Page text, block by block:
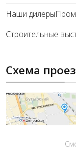
Наши дилеры
Строительные
Схема